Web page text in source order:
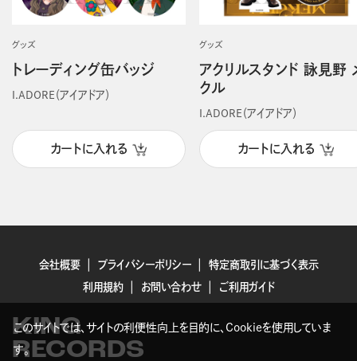
グッズ
トレーディング缶バッジ
I.ADORE（アイアドア）
カートに入れる
グッズ
アクリルスタンド 詠見野
クル
I.ADORE（アイアドア）
カートに入れる
会社概要 プライバシーポリシー
特定商取引に基づく表示
利用規約
お問い合わせ ご利用ガイド
KING
RECORDS
このサイトでは、サイトの利便性向上を目的に、Cookieを使用していま
す。